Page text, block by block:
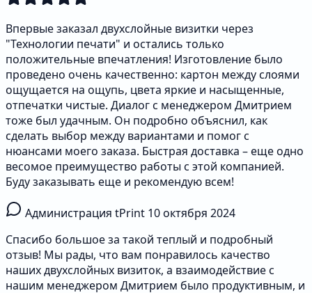
Впервые заказал двухслойные визитки через
"Технологии печати" и остались только
положительные впечатления! Изготовление было
проведено очень качественно: картон между слоями
ощущается на ощупь, цвета яркие и насыщенные,
отпечатки чистые. Диалог с менеджером Дмитрием
тоже был удачным. Он подробно объяснил, как
сделать выбор между вариантами и помог с
нюансами моего заказа. Быстрая доставка – еще одно
весомое преимущество работы с этой компанией.
Буду заказывать еще и рекомендую всем!
Администрация tPrint 10 октября 2024
Спасибо большое за такой теплый и подробный
отзыв! Мы рады, что вам понравилось качество
наших двухслойных визиток, а взаимодействие с
нашим менеджером Дмитрием было продуктивным, и